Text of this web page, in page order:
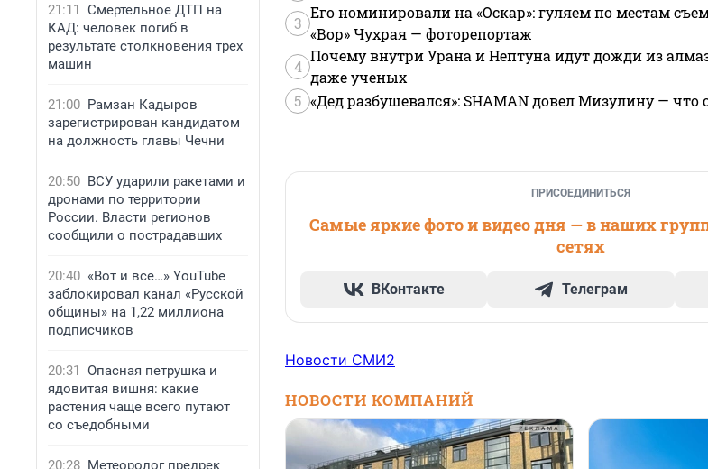
21:11 Смертельное ДТП на
КАД: человек погиб в
результате столкновения трех
машин
21:00 Рамзан Кадыров
зарегистрирован кандидатом
на должность главы Чечни
20:50 ВСУ ударили ракетами и
дронами по территории
России. Власти регионов
сообщили о пострадавших
20:40 «Вот и все…» YouTube
заблокировал канал «Русской
общины» на 1,22 миллиона
подписчиков
20:31 Опасная петрушка и
ядовитая вишня: какие
растения чаще всего путают
со съедобными
20:28 Метеоролог предрек
3
Его номинировали на «Оскар»: гуляем по местам
«Вор» Чухрая — фоторепортаж
4
Почему внутри Урана и Нептуна идут дожди из
даже ученых
5 «Дед разбушевался»: SHAMAN довел Мизулину — что
ПРИСОЕДИНИТЬСЯ
Самые яркие фото и видео дня — в наших
сетях
ВКонтакте Телеграм
Новости СМИ2
НОВОСТИ КОМПАНИЙ